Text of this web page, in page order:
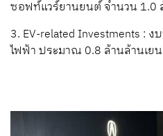
ซอฟท์แวร์ยานยนต์ จำนวน 1.0
3. EV-related Investments :
ไฟฟ้า ประมาณ 0.8 ล้านล้านเยน